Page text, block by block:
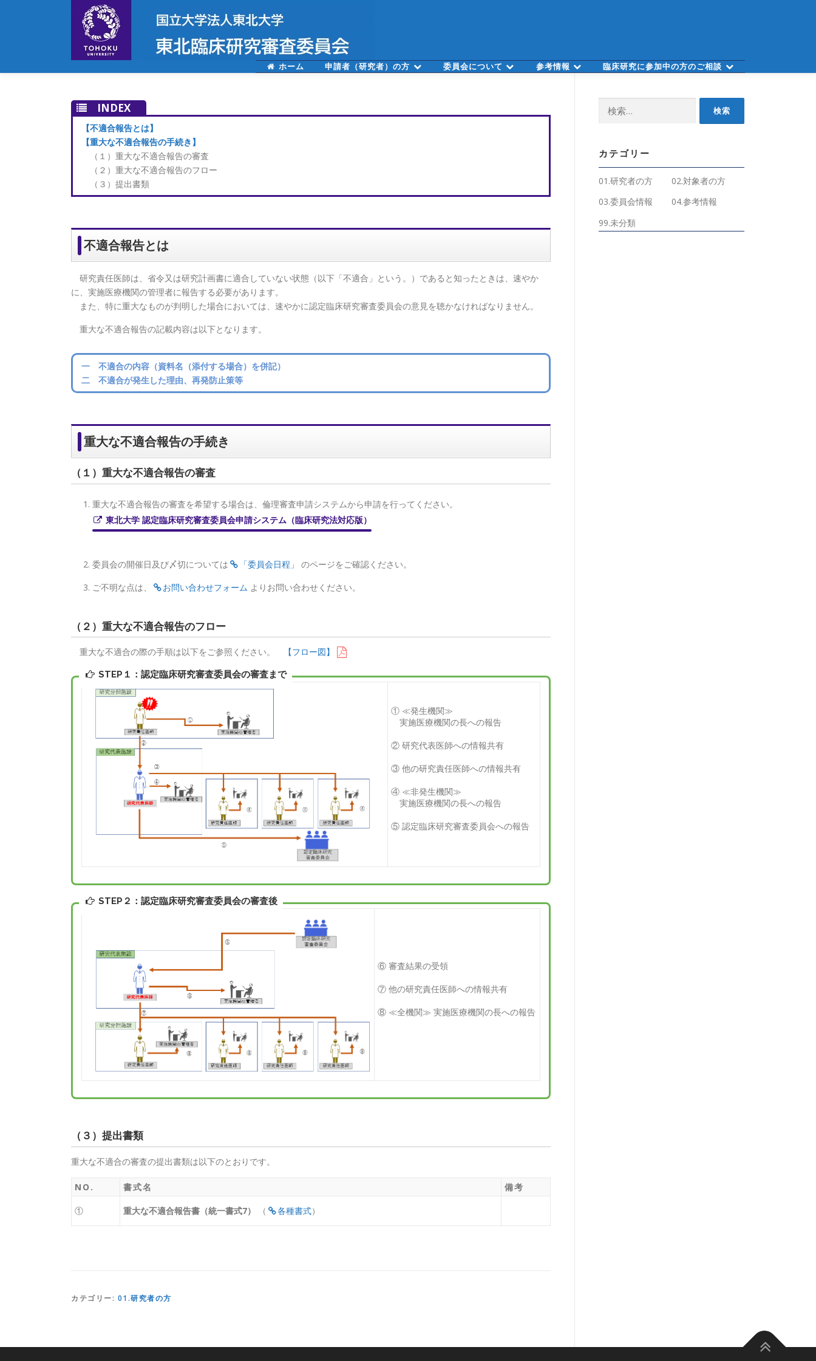
へ
ホーム 申請者（研究者）の方 委員会について 参考情報 臨床研究に参加中の方のご相談
INDEX
【不適合報告とは】
【重大な不適合報告の手続き】
（１）重大な不適合報告の審査
（２）重大な不適合報告のフロー
（３）提出書類
不適合報告とは
研究責任医師は、省令⼜は研究計画書に適合していない状態（以下「不適合」という。）であると知ったときは、速やか
に、実施医療機関の管理者に報告する必要があります。
また、特に重⼤なものが判明した場合においては、速やかに認定臨床研究審査委員会の意⾒を聴かなければなりません。
重大な不適合報告の記載内容は以下となります。
一 不適合の内容（資料名（添付する場合）を併記）
二 不適合が発生した理由、再発防止策等
重大な不適合報告の手続き
（１）重大な不適合報告の審査
重大な不適合報告の審査を希望する場合は、倫理審査申請システムから申請を行ってください。
東北大学 認定臨床研究審査委員会申請システム（臨床研究法対応版）
委員会の開催日及び〆切については 「委員会日程」
のページをご確認ください。
ご不明な点は、
お問い合わせフォーム よりお問い合わせください。
（２）重大な不適合報告のフロー
重大な不適合の際の手順は以下をご参照ください。 【フロー図】
STEP１：認定臨床研究審査委員会の審査まで
① ≪発生機関≫
実施医療機関の長への報告
② 研究代表医師への情報共有
③ 他の研究責任医師への情報共有
④ ≪非発生機関≫
実施医療機関の長への報告
⑤ 認定臨床研究審査委員会への報告
STEP２：認定臨床研究審査委員会の審査後
⑥ 審査結果の受領
⑦ 他の研究責任医師への情報共有
⑧ ≪全機関≫ 実施医療機関の長への報告
（３）提出書類
重大な不適合の審査の提出書類は以下のとおりです。
NO. 書式名 備考
① 重大な不適合報告書（統一書式7） （ 各種書式）
カテゴリー: 01.研究者の方
カテゴリー
01.研究者の方
02.対象者の方
03.委員会情報
04.参考情報
99.未分類